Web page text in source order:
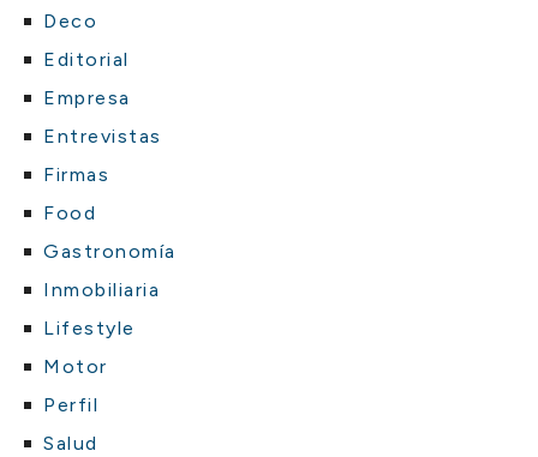
Deco
Editorial
Empresa
Entrevistas
Firmas
Food
Gastronomía
Inmobiliaria
Lifestyle
Motor
Perfil
Salud